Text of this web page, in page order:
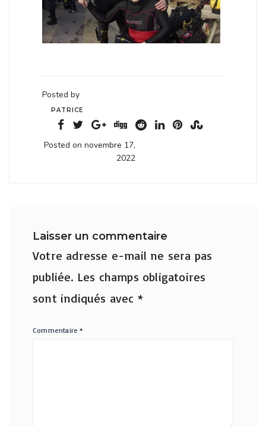
Posted by
PATRICE
Posted on novembre 17,
2022
Laisser un commentaire
Votre adresse e-mail ne sera pas
publiée. Les champs obligatoires
sont indiqués avec *
Commentaire*